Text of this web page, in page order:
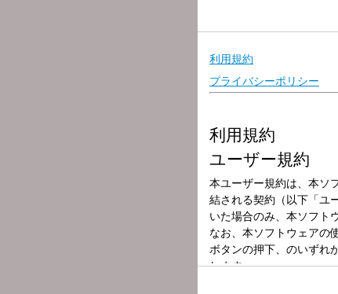
放送局
放送時間
2025年12
番組名
かわにしんち
「ユニコーン」のド
本を代表するバンド